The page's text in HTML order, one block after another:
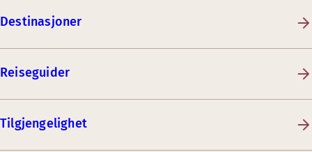
Destinasjoner
Reiseguider
Tilgjengelighet